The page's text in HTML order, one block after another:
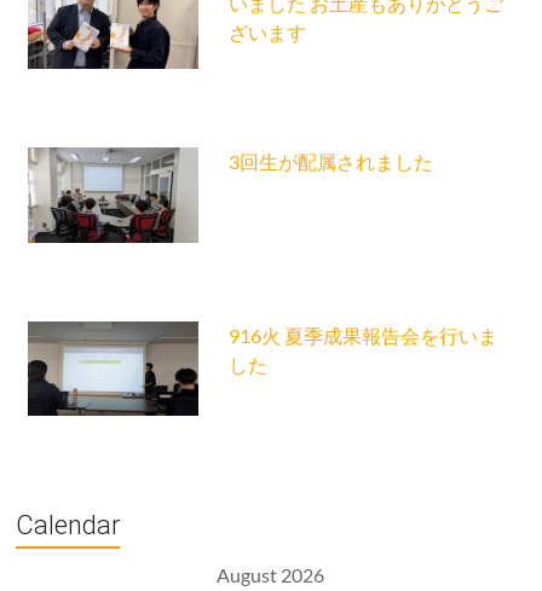
ざいます
3回生が配属されました
916火 夏季成果報告会を行いま
した
Calendar
August 2026